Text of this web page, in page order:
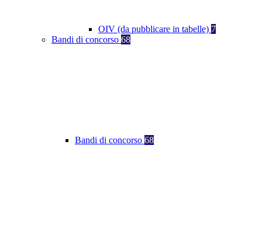
OIV (da pubblicare in tabelle) 7
Bandi di concorso 68
Bandi di concorso 68